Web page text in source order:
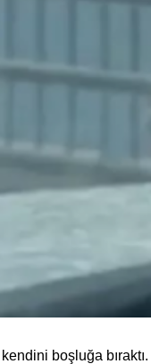
kendini boşluğa bıraktı.